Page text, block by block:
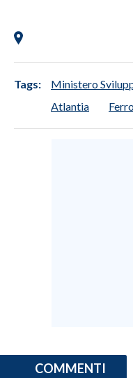
Tags: Ministero
Atlantia
COMMENTI